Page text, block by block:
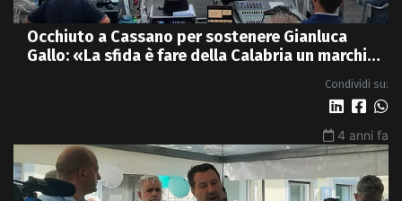
Occhiuto a Cassano per sostenere Gianluca
Gallo: «La sfida è fare della Calabria un marchio
Condividi su:
4 anni fa